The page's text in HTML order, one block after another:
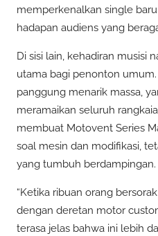
memperkenalkan single
hadapan audiens yang
Di sisi lain, kehadiran musisi
utama bagi penonton
panggung menarik massa,
meramaikan seluruh
membuat Motovent Series
soal mesin dan modifikasi,
yang tumbuh berdampingan.
“Ketika ribuan orang
dengan deretan motor
terasa jelas bahwa ini lebih